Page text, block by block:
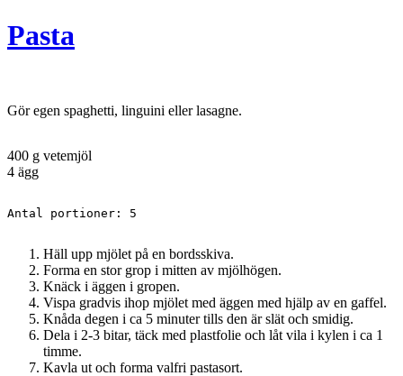
Pasta
Gör egen spaghetti, linguini eller lasagne.
400 g vetemjöl
4 ägg
Antal portioner: 5
Häll upp mjölet på en bordsskiva.
Forma en stor grop i mitten av mjölhögen.
Knäck i äggen i gropen.
Vispa gradvis ihop mjölet med äggen med hjälp av en gaffel.
Knåda degen i ca 5 minuter tills den är slät och smidig.
Dela i 2-3 bitar, täck med plastfolie och låt vila i kylen i ca 1
timme.
Kavla ut och forma valfri pastasort.